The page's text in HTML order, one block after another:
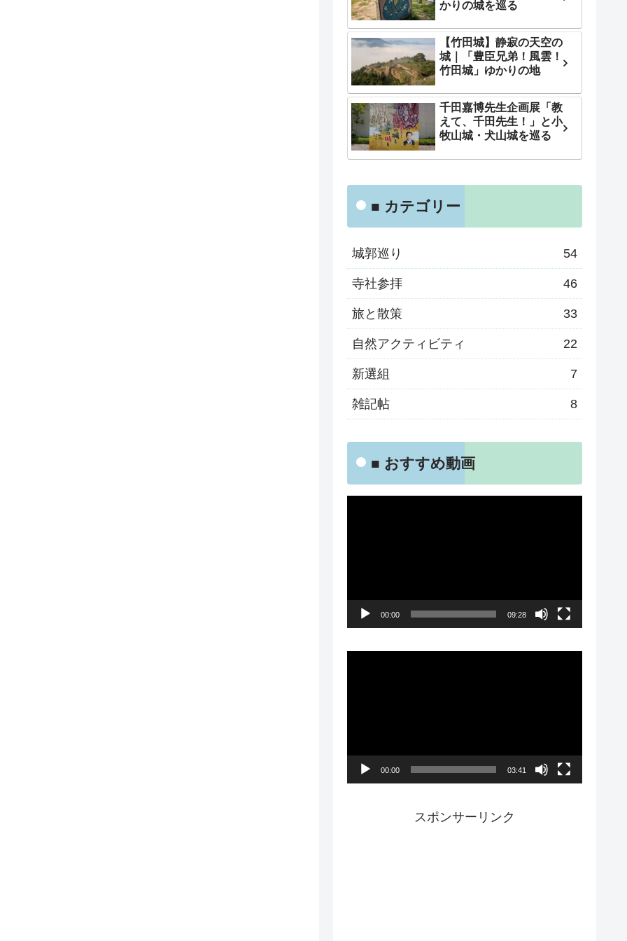
かりの城を巡る
【竹田城】静寂の天空の
城｜「豊臣兄弟！風雲！
竹田城」ゆかりの地
千田嘉博先生企画展「教
えて、千田先生！」と小
牧山城・犬山城を巡る
■ カテゴリー
城郭巡り 54
寺社参拝 46
旅と散策 33
自然アクティビティ 22
新選組 7
雑記帖 8
■ おすすめ動画
00:00 09:28
00:00 03:41
スポンサーリンク